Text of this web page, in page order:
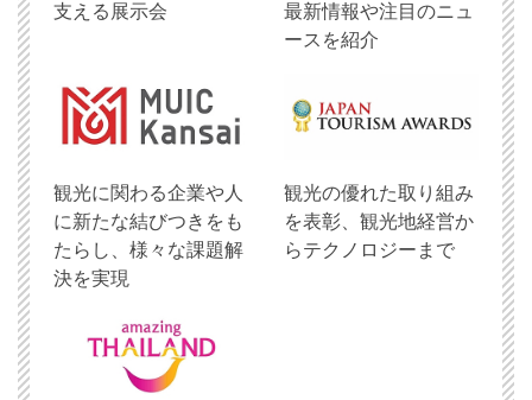
支える展示会
最新情報や注目のニュ
ースを紹介
観光に関わる企業や人
に新たな結びつきをも
たらし、様々な課題解
決を実現
観光の優れた取り組み
を表彰、観光地経営か
らテクノロジーまで